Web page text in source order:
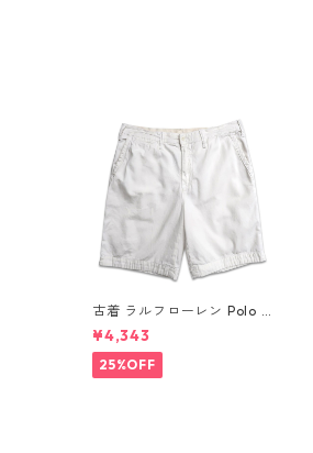
古着 ラルフローレン Polo R
alph Lauren チノ ノータッ
ク ショーツ ショートパンツ
ハーフパンツ ホワイト 表
記：W34 gd410365n w6
¥4,343
25%OFF